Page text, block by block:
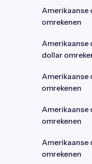
Amerikaanse
omrekenen
Amerikaanse
dollar
Amerikaanse
omrekenen
Amerikaanse
omrekenen
Amerikaanse
omrekenen